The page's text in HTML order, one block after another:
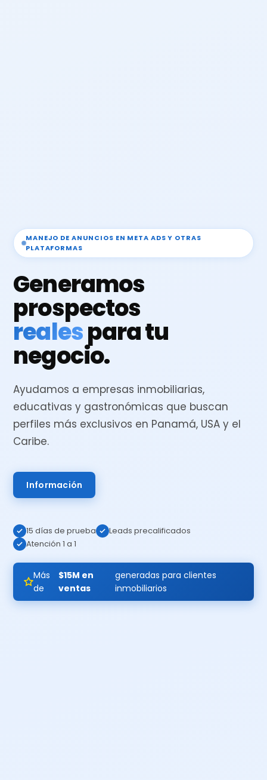
MANEJO DE ANUNCIOS EN META ADS Y OTRAS
PLATAFORMAS
Generamos
prospectos
realespara tu
negocio.
Ayudamos a empresas inmobiliarias,
educativas y gastronómicas que buscan
perfiles más exclusivos en Panamá, USA y el
Caribe.
Información
15 días de prueba
Leads precalificados
Atención 1 a 1
Más
de
$15M en
ventas
generadas para clientes
inmobiliarios